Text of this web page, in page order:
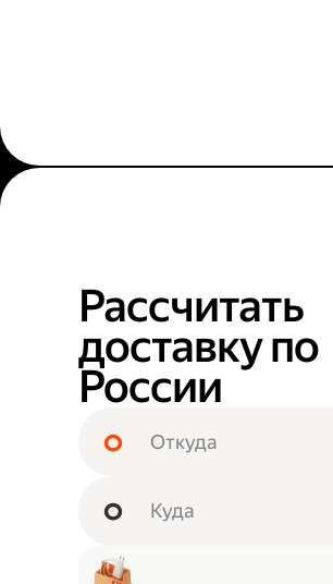
Рассчитать
доставку по
России